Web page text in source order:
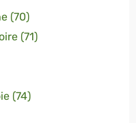
(70)
(71)
(74)